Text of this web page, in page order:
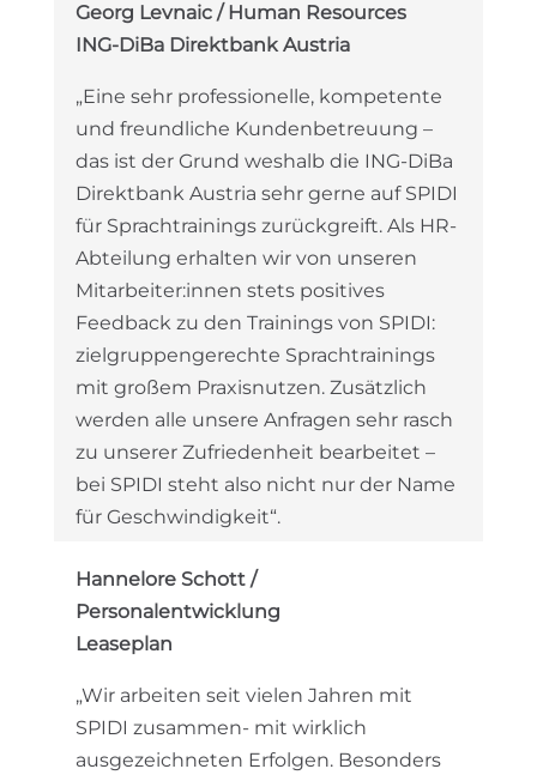
Georg Levnaic / Human Resources
ING-DiBa Direktbank Austria
„Eine sehr professionelle, kompetente
und freundliche Kundenbetreuung –
das ist der Grund weshalb die ING-DiBa
Direktbank Austria sehr gerne auf SPIDI
für Sprachtrainings zurückgreift. Als HR-
Abteilung erhalten wir von unseren
Mitarbeiter:innen stets positives
Feedback zu den Trainings von SPIDI:
zielgruppengerechte Sprachtrainings
mit großem Praxisnutzen. Zusätzlich
werden alle unsere Anfragen sehr rasch
zu unserer Zufriedenheit bearbeitet –
bei SPIDI steht also nicht nur der Name
für Geschwindigkeit“.
Hannelore Schott /
Personalentwicklung
Leaseplan
„Wir arbeiten seit vielen Jahren mit
SPIDI zusammen- mit wirklich
ausgezeichneten Erfolgen. Besonders